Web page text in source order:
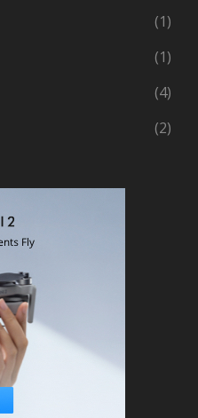
(1)
(1)
(4)
(2)